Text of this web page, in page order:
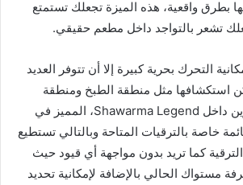
بطرق واقعية، هذه الميزة تجعلك تستمتع
تشعر بالتواجد داخل مطعم حقيقي.
التحرك بحرية كبيرة إلا أن تتوفر العديد
استكشافها مثل منطقة الطبخ ومنطقة
الخدمة ومنطقة التخزين داخل Shawarma Legend، المميز في
خاصة بالترقيات المتاحة وبالتالي تستطيع
كما تريد بدون مواجهة أي قيود حيث
مستواك الحالي بالإضافة لإمكانية تحديد